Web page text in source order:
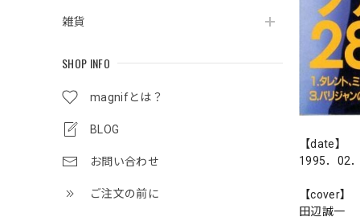
雑貨
SHOP INFO
magnifとは？
BLOG
お問い合わせ
ご注文の前に
【date】
1995．02
【cover】
田辺誠一